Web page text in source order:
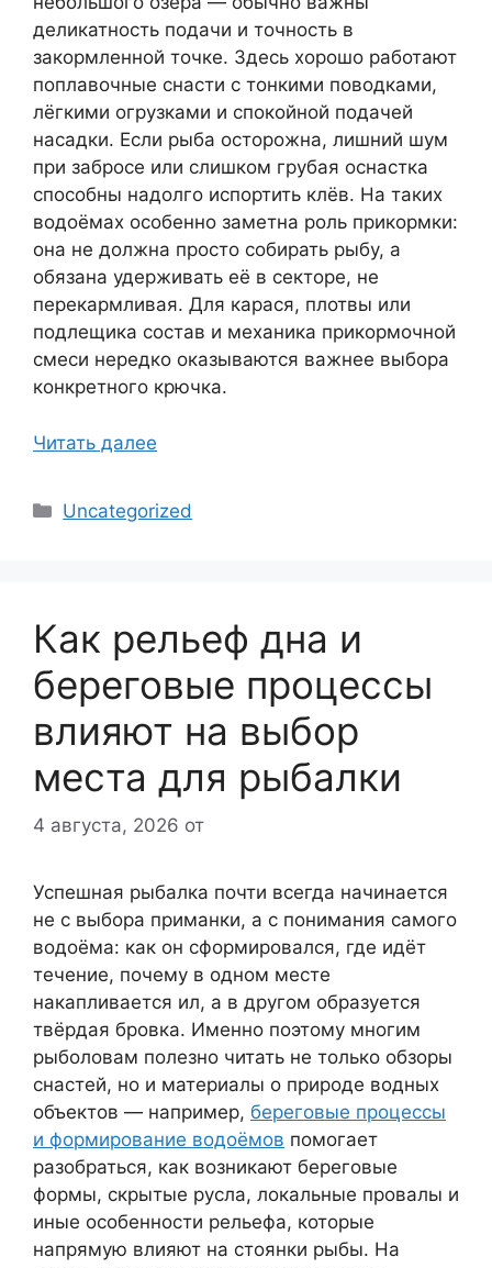
деликатность подачи и точность в
закормленной точке. Здесь хорошо работают
поплавочные снасти с тонкими поводками,
лёгкими огрузками и спокойной подачей
насадки. Если рыба осторожна, лишний шум
при забросе или слишком грубая оснастка
способны надолго испортить клёв. На таких
водоёмах особенно заметна роль прикормки:
она не должна просто собирать рыбу, а
обязана удерживать её в секторе, не
перекармливая. Для карася, плотвы или
подлещика состав и механика прикормочной
смеси нередко оказываются важнее выбора
конкретного крючка.
Читать далее
Рубрики
Uncategorized
Как рельеф дна и
береговые процессы
влияют на выбор
места для рыбалки
4 августа, 2026 от
Успешная рыбалка почти всегда начинается
не с выбора приманки, а с понимания самого
водоёма: как он сформировался, где идёт
течение, почему в одном месте
накапливается ил, а в другом образуется
твёрдая бровка. Именно поэтому многим
рыболовам полезно читать не только обзоры
снастей, но и материалы о природе водных
объектов — например, береговые процессы
и формирование водоёмов помогает
разобраться, как возникают береговые
формы, скрытые русла, локальные провалы и
иные особенности рельефа, которые
напрямую влияют на стоянки рыбы. На